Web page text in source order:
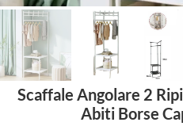
Scaffale Angolare 2
Abiti Borse